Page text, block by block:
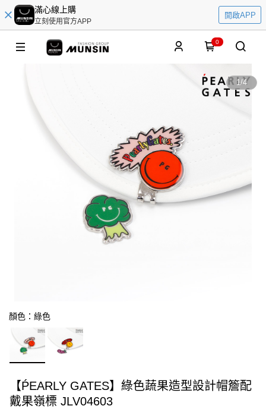
滿心線上購
立刻使用官方APP
開啟APP
0
1/4
顏色：綠色
【ṔEARLY GATES】綠色蔬果造型設計帽簷配
戴果嶺標 JLV04603